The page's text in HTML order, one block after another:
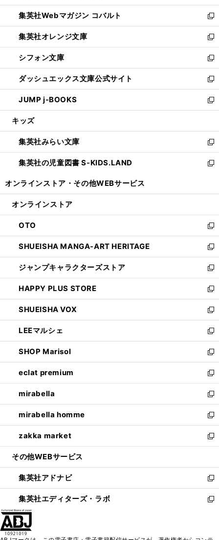
開
く
ウ
で
開
く
ン
ド
ウ
で
開
く
ウ
ィ
ン
ド
ウ
で
開
く
集英社Webマガジン コバルト
新
し
い
ウ
ィ
ン
ド
ウ
で
開
集英社オレンジ文庫
新
し
い
ウ
ィ
ン
ド
ウ
開
く
シフォン文庫
新
し
い
ウ
ィ
ン
ウ
で
開
く
ダッシュエックス文庫公式サイト
新
し
い
ウ
ン
ド
ウ
で
JUMP j-BOOKS
新
し
ウ
ィ
ン
ド
開
キッズ
集英社みらい文庫
新
し
い
ン
ウ
で
開
く
集英社の児童図書 S-KIDS.LAND
新
ウ
ン
ド
ウ
で
開
く
オンラインストア・ その他WEBサービス
オンラインストア
OTO
新
し
い
ウ
ィ
ン
ド
ウ
で
開
く
SHUEISHA MANGA-ART HERITAGE
新
し
い
ウ
ィ
ン
ド
ウ
で
開
く
ジャンプキャラクターズストア
新
し
い
ウ
ィ
ン
ド
ウ
で
開
く
HAPPY PLUS STORE
新
し
い
ウ
ィ
ン
ド
ウ
で
開
く
SHUEISHA VOX
新
し
い
ウ
ィ
ン
ド
ウ
で
開
く
LEEマルシェ
新
し
い
ウ
ィ
ン
ド
ウ
で
開
く
SHOP Marisol
新
し
い
ウ
ィ
ン
ド
ウ
で
開
eclat premium
新
し
い
ウ
ィ
ン
ド
ウ
開
く
mirabella
新
し
い
ウ
ィ
ン
ウ
で
開
く
mirabella homme
新
し
い
ウ
ン
ド
ウ
で
zakka market
新
し
ウ
ィ
ン
ド
その他WEBサービス
集英社アドナビ
新
し
い
集英社エディターズ・ラボ
新